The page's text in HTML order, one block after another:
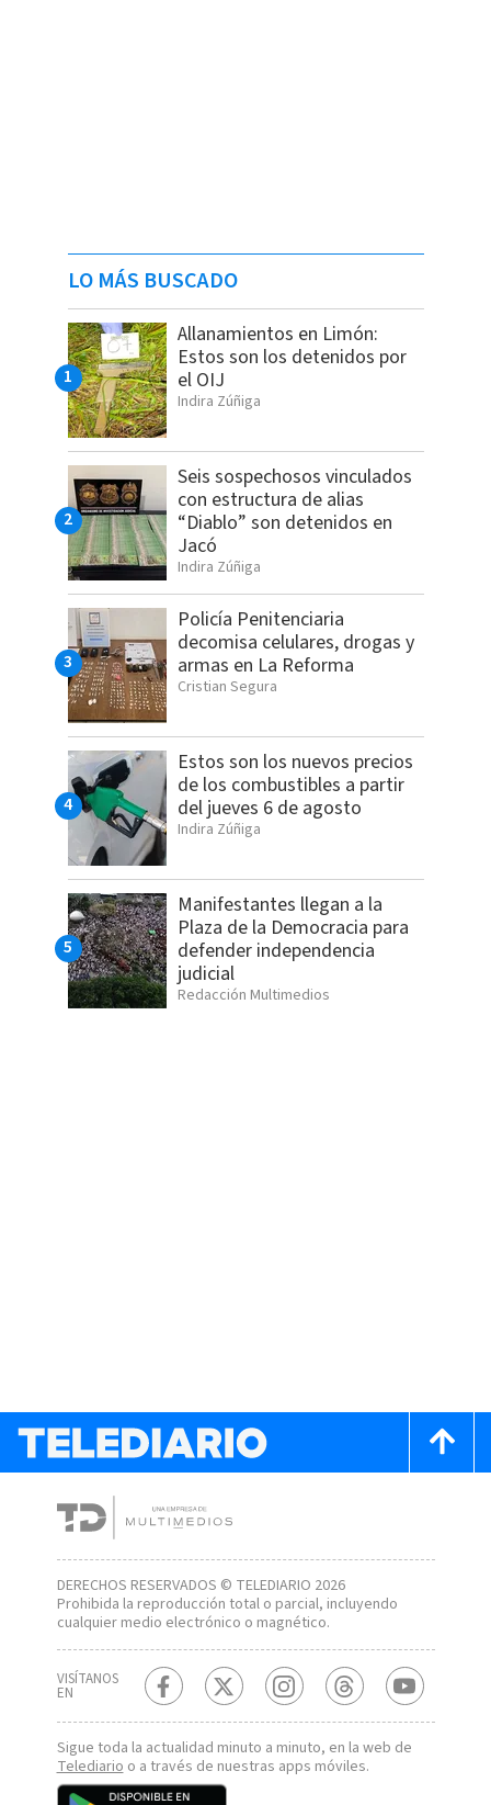
LO MÁS BUSCADO
Allanamientos en Limón:
Estos son los detenidos por
el OIJ
Indira Zúñiga
Seis sospechosos vinculados
con estructura de alias
“Diablo” son detenidos en
Jacó
Indira Zúñiga
Policía Penitenciaria
decomisa celulares, drogas y
armas en La Reforma
Cristian Segura
Estos son los nuevos precios
de los combustibles a partir
del jueves 6 de agosto
Indira Zúñiga
Manifestantes llegan a la
Plaza de la Democracia para
defender independencia
judicial
Redacción Multimedios
DERECHOS RESERVADOS © TELEDIARIO 2026
Prohibida la reproducción total o parcial, incluyendo
cualquier medio electrónico o magnético.
VISÍTANOS
EN
Sigue toda la actualidad minuto a minuto, en la web de
Telediarioo a través de nuestras apps móviles.